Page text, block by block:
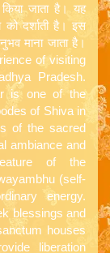
जाता है। यह
दर्शाती है। इस
माना जाता है।
of visiting
Pradesh.
is one of the
of Shiva in
of the sacred
ambiance and
of the
(self-
energy.
blessings and
houses
liberation